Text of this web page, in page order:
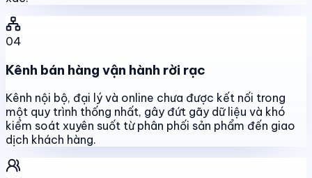
04
Kênh bán hàng vận hành rời rạc
Kênh nội bộ, đại lý và online chưa được kết nối trong
một quy trình thống nhất, gây đứt gãy dữ liệu và khó
kiểm soát xuyên suốt từ phân phối sản phẩm đến giao
dịch khách hàng.